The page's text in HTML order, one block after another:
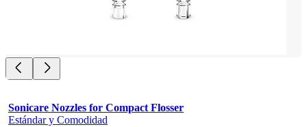
Sonicare Nozzles for Compact Flosser
Estándar y Comodidad